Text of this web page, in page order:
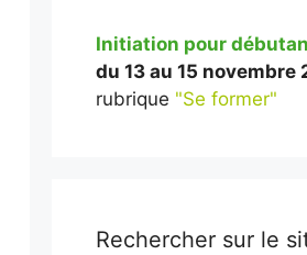
Initiation pour
du 13 au 15 novembre
rubrique "Se former"
Rechercher sur le